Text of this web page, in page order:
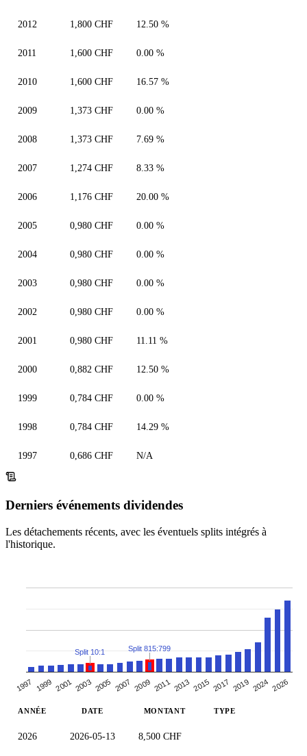
2012 1,800 CHF 12.50 %
2011 1,600 CHF 0.00 %
2010 1,600 CHF 16.57 %
2009 1,373 CHF 0.00 %
2008 1,373 CHF 7.69 %
2007 1,274 CHF 8.33 %
2006 1,176 CHF 20.00 %
2005 0,980 CHF 0.00 %
2004 0,980 CHF 0.00 %
2003 0,980 CHF 0.00 %
2002 0,980 CHF 0.00 %
2001 0,980 CHF 11.11 %
2000 0,882 CHF 12.50 %
1999 0,784 CHF 0.00 %
1998 0,784 CHF 14.29 %
1997 0,686 CHF N/A
Derniers événements dividendes
Les détachements récents, avec les éventuels splits intégrés à
l'historique.
1997 1999 2001 2003 2005 2007 2009 2011 2013 2015 2017 2019 2024 2026
Split 10:1 Split 815:799
ANNÉE DATE MONTANT TYPE
2026 2026-05-13 8,500 CHF